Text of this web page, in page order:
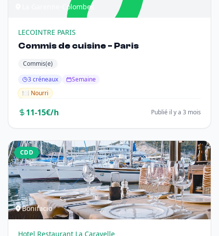
La Garenne-Colombes
LECOINTRE PARIS
Commis de cuisine - Paris
Commis(e)
3 créneaux
Semaine
🍽️ Nourri
11-15€/h Publié il y a 3 mois
CDD
Bonifacio
Hotel Restaurant La Caravelle